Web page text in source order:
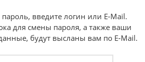
введите логин или E-Mail.
для смены пароля, а также ваши
будут высланы вам по E-Mail.